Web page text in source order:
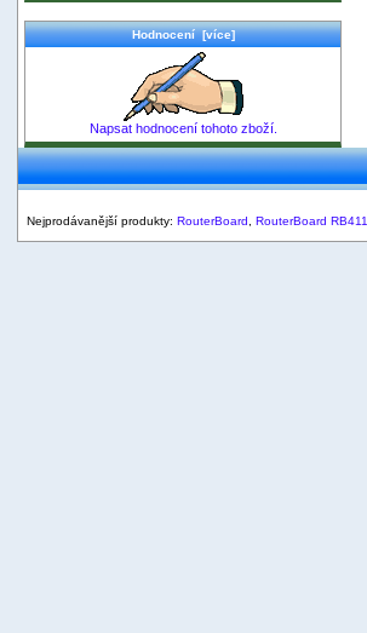
Hodnocení [více]
Napsat hodnocení tohoto zboží.
Nejprodávanější produkty: RouterBoard RouterBoard RB411